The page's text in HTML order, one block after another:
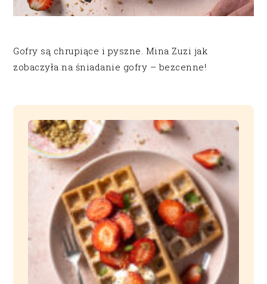
Gofry są chrupiące i pyszne. Mina Zuzi jak
zobaczyła na śniadanie gofry – bezcenne!